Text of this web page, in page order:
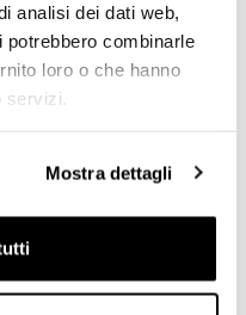
analisi dei dati web,
potrebbero combinarle
loro o che hanno
Mostra dettagli